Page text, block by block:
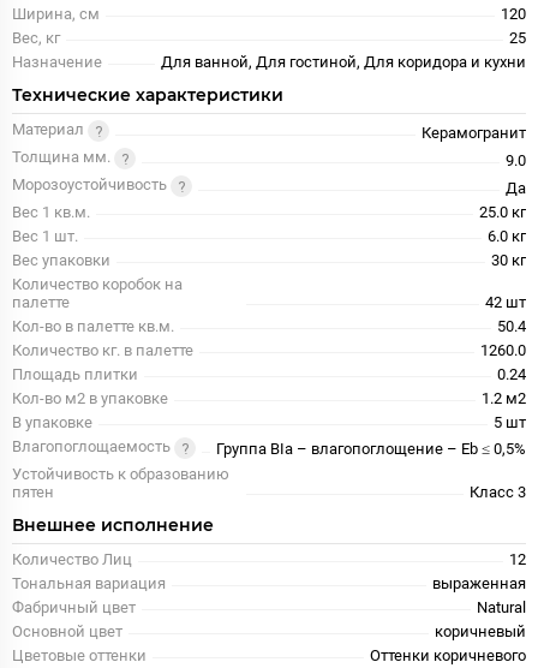
Ширина, см
120
Вес, кг
25
Назначение
Для ванной, Для гостиной, Для коридора и кухни
Технические характеристики
Материал
Керамогранит
Толщина мм.
9.0
Морозоустойчивость
Да
Вес 1 кв.м.
25.0 кг
Вес 1 шт.
6.0 кг
Вес упаковки
30 кг
Количество коробок на
палетте
42 шт
Кол-во в палетте кв.м.
50.4
Количество кг. в палетте
1260.0
Площадь плитки
0.24
Кол-во м2 в упаковке
1.2 м2
В упаковке
5 шт
Влагопоглощаемость
Группа BIa – влагопоглощение – Eb ≤ 0,5%
Устойчивость к образованию
пятен
Класс 3
Внешнее исполнение
Количество Лиц
12
Тональная вариация
выраженная
Фабричный цвет
Natural
Основной цвет
коричневый
Цветовые оттенки
Оттенки коричневого